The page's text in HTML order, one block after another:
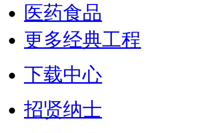
医药食品
更多经典工程
下载中心
招贤纳士